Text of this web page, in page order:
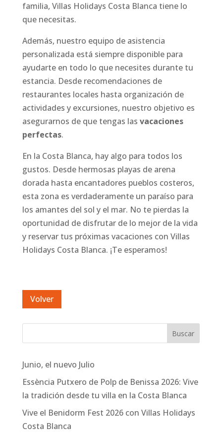
familia, Villas Holidays Costa Blanca tiene lo
que necesitas.
Además, nuestro equipo de asistencia
personalizada está siempre disponible para
ayudarte en todo lo que necesites durante tu
estancia. Desde recomendaciones de
restaurantes locales hasta organización de
actividades y excursiones, nuestro objetivo es
asegurarnos de que tengas las vacaciones
perfectas.
En la Costa Blanca, hay algo para todos los
gustos. Desde hermosas playas de arena
dorada hasta encantadores pueblos costeros,
esta zona es verdaderamente un paraíso para
los amantes del sol y el mar. No te pierdas la
oportunidad de disfrutar de lo mejor de la vida
y reservar tus próximas vacaciones con Villas
Holidays Costa Blanca. ¡Te esperamos!
Junio, el nuevo Julio
Essència Putxero de Polp de Benissa 2026: Vive
la tradición desde tu villa en la Costa Blanca
Vive el Benidorm Fest 2026 con Villas Holidays
Costa Blanca